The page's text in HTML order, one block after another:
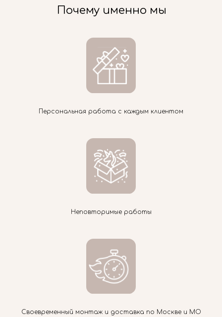
Почему именно мы
Персональная работа с каждым клиентом
Неповторимые работы
Своевременный монтаж и доставка по Москве и МО